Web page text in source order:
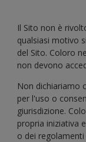
Il Sito non è
qualsiasi motivo
del Sito. Coloro
non devono
Non dichiariamo
per l'uso o
giurisdizione.
propria iniziativa
o dei regolamenti